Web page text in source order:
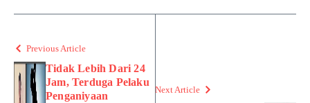
Previous Article
Tidak Lebih Dari 24
Jam, Terduga Pelaku
Penganiyaan
Next Article